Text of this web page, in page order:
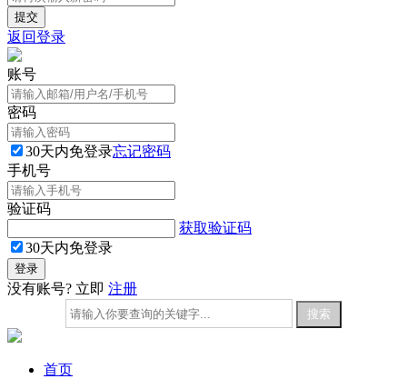
返回登录
账号
密码
30天内免登录忘记密码
手机号
验证码
获取验证码
30天内免登录
没有账号? 立即 注册
首页